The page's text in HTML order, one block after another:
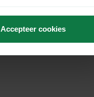
Accepteer cookies